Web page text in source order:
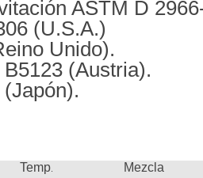
ASTM D
(U.S.A.)
Unido).
(Austria).
Temp Mezcla